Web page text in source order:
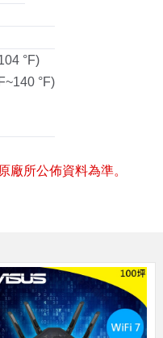
°F)
°F)
所公佈資料為準。